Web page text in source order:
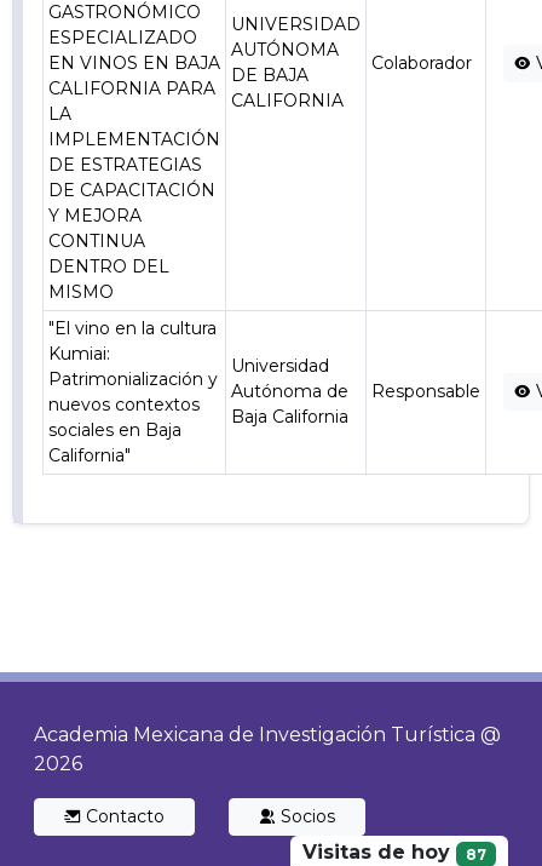
GASTRONÓMICO
ESPECIALIZADO
EN VINOS EN BAJA
CALIFORNIA PARA
LA
IMPLEMENTACIÓN
DE ESTRATEGIAS
DE CAPACITACIÓN
Y MEJORA
CONTINUA
DENTRO DEL
MISMO
UNIVERSIDAD
AUTÓNOMA
DE BAJA
CALIFORNIA
Colaborador
"El vino en la cultura
Kumiai:
Patrimonialización y
nuevos contextos
sociales en Baja
California"
Universidad
Autónoma de
Baja California
Responsable
Academia Mexicana de Investigación Turística @
2026
Contacto Socios
Visitas de hoy 87